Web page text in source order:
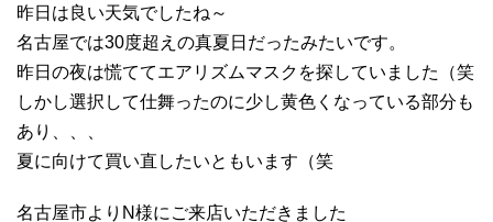
昨日は良い天気でしたね～
名古屋では30度超えの真夏日だったみたいです。
昨日の夜は慌ててエアリズムマスクを探していました（笑
しかし選択して仕舞ったのに少し黄色くなっている部分も
あり、、、
夏に向けて買い直したいともいます（笑
名古屋市よりN様にご来店いただきました